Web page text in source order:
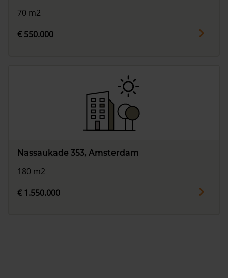
70 m2
€ 550.000
Nassaukade 353, Amsterdam
180 m2
€ 1.550.000